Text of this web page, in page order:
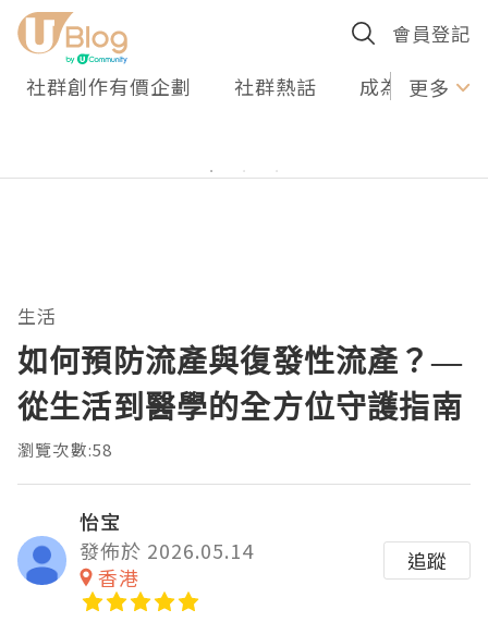
會員登記
社群創作有價企劃 社群熱話 成為U更多
生活
如何預防流產與復發性流產？—
從生活到醫學的全方位守護指南
瀏覽次數:58
怡宝
發佈於 2026.05.14
香港
追蹤